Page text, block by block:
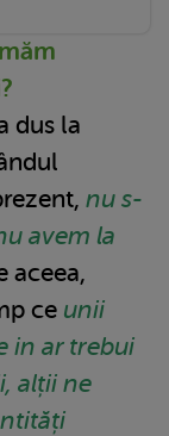
dus la
nu s-
avem la
aceea,
ce unii
in ar trebui
alții ne